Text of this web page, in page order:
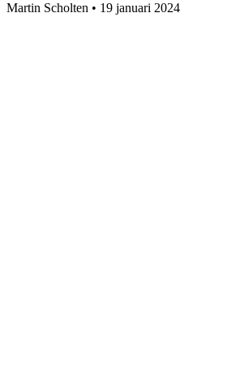
Martin Scholten • 19 januari 2024